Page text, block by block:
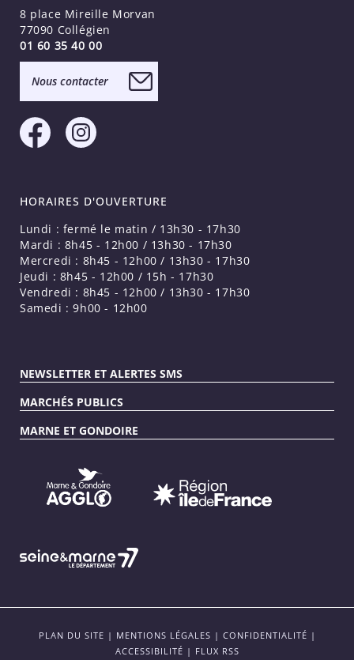
8 place Mireille Morvan
77090 Collégien
01 60 35 40 00
Nous contacter
HORAIRES D'OUVERTURE
Lundi : fermé le matin / 13h30 - 17h30
Mardi : 8h45 - 12h00 / 13h30 - 17h30
Mercredi : 8h45 - 12h00 / 13h30 - 17h30
Jeudi : 8h45 - 12h00 / 15h - 17h30
Vendredi : 8h45 - 12h00 / 13h30 - 17h30
Samedi : 9h00 - 12h00
NEWSLETTER ET ALERTES SMS
MARCHÉS PUBLICS
MARNE ET GONDOIRE
PLAN DU SITE | MENTIONS LÉGALES | CONFIDENTIALITÉ |
ACCESSIBILITÉ | FLUX RSS